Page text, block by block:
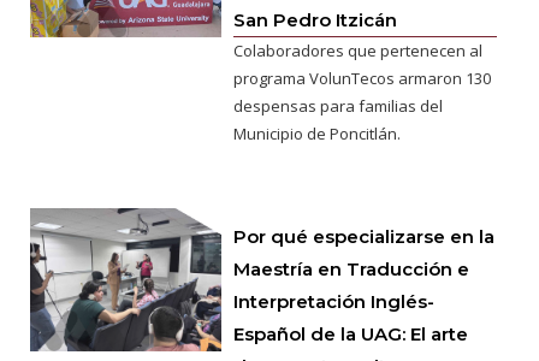
San Pedro Itzicán
Colaboradores que pertenecen al
programa VolunTecos armaron 130
despensas para familias del
Municipio de Poncitlán.
Por qué especializarse en la
Maestría en Traducción e
Interpretación Inglés-
Español de la UAG: El arte